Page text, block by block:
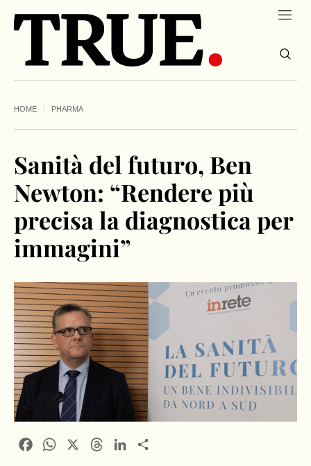
HOME PHARMA
Sanità del futuro, Ben
Newton: “Rendere più
precisa la diagnostica per
immagini”
FacebookWhatsApp ThreadsLinkedIn